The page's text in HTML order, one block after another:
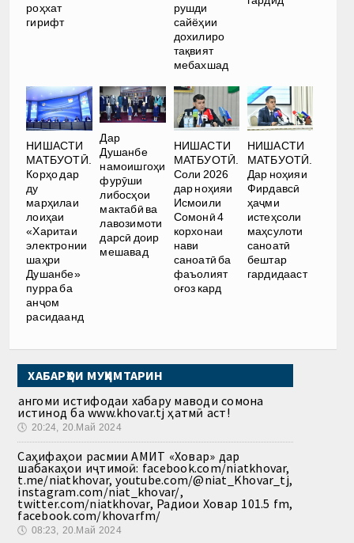
роҳхат
гирифт
рушди
сайёҳии
дохилиро
тақвият
мебахшад
НИШАСТИ
МАТБУОТӢ.
Корҳо дар
ду
марҳилаи
лоиҳаи
«Харитаи
электронии
шаҳри
Душанбе»
пурра ба
анҷом
расидаанд
Дар
Душанбе
намоишгоҳи
фурӯши
либосҳои
мактабӣ ва
лавозимоти
дарсӣ доир
мешавад
НИШАСТИ
МАТБУОТӢ.
Соли 2026
дар ноҳияи
Исмоили
Сомонӣ 4
корхонаи
нави
саноатӣ ба
фаъолият
оғоз кард
НИШАСТИ
МАТБУОТӢ.
Дар ноҳияи
Фирдавсӣ
ҳаҷми
истеҳсоли
маҳсулоти
саноатӣ
бештар
гардидааст
ХАБАРҲОИ МУҲИМТАРИН
Ҳангоми истифодаи хабару маводи сомона
истинод ба www.khovar.tj ҳатмӣ аст!
🕔 20:24, 20.Май 2024
Саҳифаҳои расмии АМИТ «Ховар» дар
шабакаҳои иҷтимоӣ: facebook.com/niatkhovar,
t.me/niatkhovar, youtube.com/@niat_Khovar_tj,
instagram.com/niat_khovar/,
twitter.com/niatkhovar, Радиои Ховар 101.5 fm,
facebook.com/khovarfm/
🕔 08:23, 20.Май 2024